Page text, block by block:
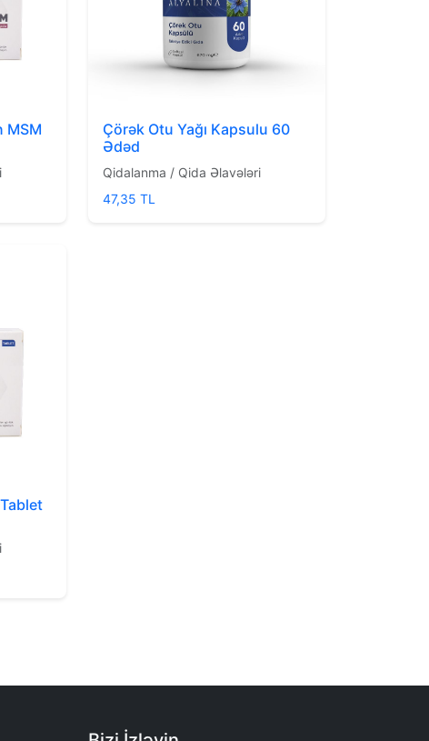
MSM
Çörək Otu Yağı Kapsulu 60
Ədəd
Qidalanma / Qida Əlavələri
47,35 TL